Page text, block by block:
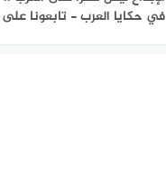
في حكايا العرب - تابعونا على